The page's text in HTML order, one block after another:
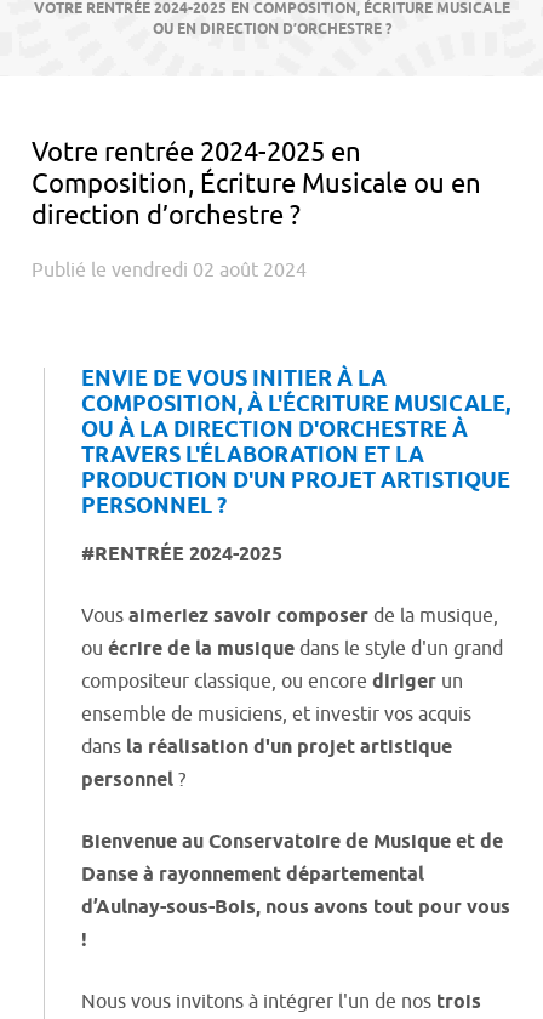
VOTRE RENTRÉE 2024-2025 EN COMPOSITION, ÉCRITURE MUSICALE
OU EN DIRECTION D’ORCHESTRE ?
Votre rentrée 2024-2025 en
Composition, Écriture Musicale ou en
direction d’orchestre ?
Publié le vendredi 02 août 2024
ENVIE DE VOUS INITIER À LA
COMPOSITION, À L'ÉCRITURE MUSICALE,
OU À LA DIRECTION D'ORCHESTRE À
TRAVERS L'ÉLABORATION ET LA
PRODUCTION D'UN PROJET ARTISTIQUE
PERSONNEL ?
#RENTRÉE 2024-2025
Vous aimeriez savoir composer de la musique,
ou écrire de la musique dans le style d'un grand
compositeur classique, ou encore diriger un
ensemble de musiciens, et investir vos acquis
dans la réalisation d'un projet artistique
personnel ?
Bienvenue au Conservatoire de Musique et de
Danse à rayonnement départemental
d’Aulnay-sous-Bois, nous avons tout pour vous
!
Nous vous invitons à intégrer l'un de nos trois